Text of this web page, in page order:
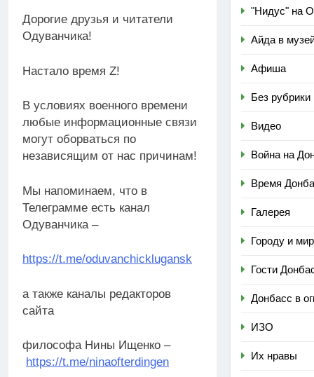
Дорогие друзья и читатели
Одуванчика!
Настало время Z!
В условиях военного времени
любые информационные связи
могут оборваться по
независящим от нас причинам!
Мы напоминаем, что в
Телеграмме есть канал
Одуванчика –
https://t.me/oduvanchicklugansk
а также каналы редакторов
сайта
философа Нины Ищенко –
https://t.me/ninaofterdingen
"Нидус" на
Айда в
Афиша
Без рубрики
Видео
Война на
Время
Галерея
Городу и
Гости
Донбасс в
ИЗО
Их нравы